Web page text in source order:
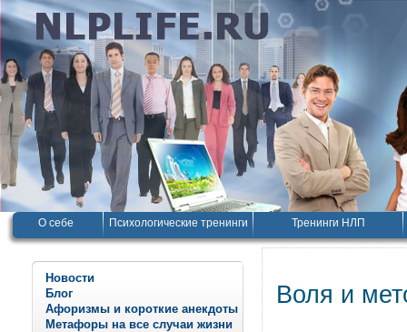
О себе Психологические тренинги Тренинги НЛП
Новости
Блог
Афоризмы и короткие анекдоты
Метафоры на все случаи жизни
Воля и